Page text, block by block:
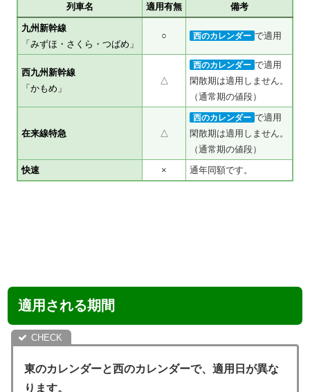
列車名 適用有無 備考
九州新幹線
「みずほ・さくら・つばめ」
○ 西のカレンダー で適用
西九州新幹線
「かもめ」
△
西のカレンダー で適用
閑散期は適用しません。
（通常期の値段）
在来線特急 △
西のカレンダー で適用
閑散期は適用しません。
（通常期の値段）
快速
× 通年同額です。
適用される期間
東のカレンダーと西のカレンダーで、適用日が異な
ります。